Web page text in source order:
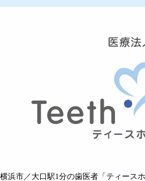
横浜市／大口駅1分の歯医者「ティース